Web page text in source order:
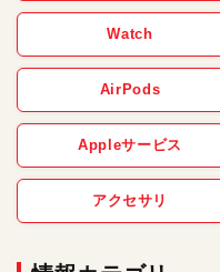
Watch
AirPods
Appleサービス
アクセサリ